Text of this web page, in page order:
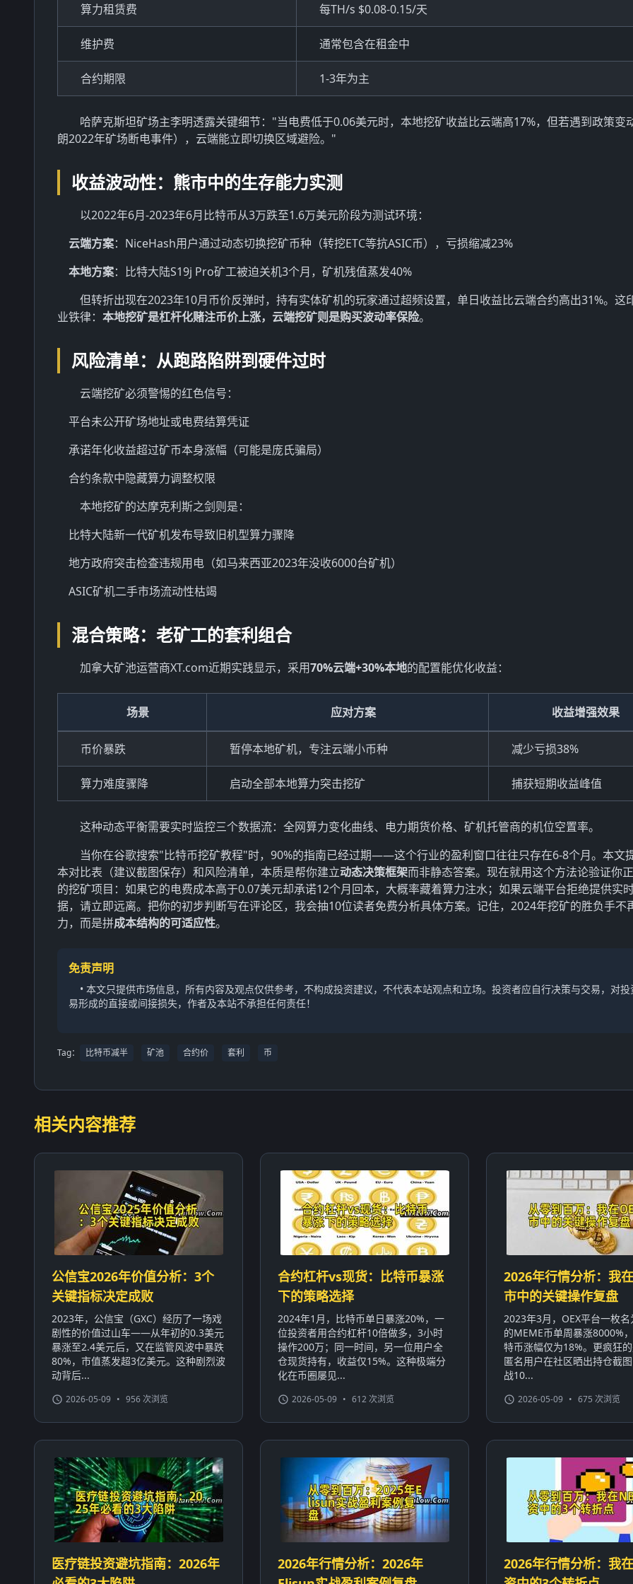
算力租赁费 每TH/s $0.08-0.15/天
维护费 通常包含在租金中
合约期限 1-3年为主
哈萨克斯坦矿场主李明透露关键细节："当电费低于0.06美元时，本地挖矿收益比云端高17%，但若遇到政策变
朗2022年矿场断电事件），云端能立即切换区域避险。"
收益波动性：熊市中的生存能力实测
以2022年6月-2023年6月比特币从3万跌至1.6万美元阶段为测试环境：
云端方案：NiceHash用户通过动态切换挖矿币种（转挖ETC等抗ASIC币），亏损缩减23%
本地方案：比特大陆S19j Pro矿工被迫关机3个月，矿机残值蒸发40%
但转折出现在2023年10月币价反弹时，持有实体矿机的玩家通过超频设置，单日收益比云端合约高出31%。这
业铁律： 本地挖矿是杠杆化赌注币价上涨，云端挖矿则是购买波动率保险。
风险清单：从跑路陷阱到硬件过时
云端挖矿必须警惕的红色信号：
平台未公开矿场地址或电费结算凭证
承诺年化收益超过矿币本身涨幅（可能是庞氏骗局）
合约条款中隐藏算力调整权限
本地挖矿的达摩克利斯之剑则是：
比特大陆新一代矿机发布导致旧机型算力骤降
地方政府突击检查违规用电（如马来西亚2023年没收6000台矿机）
ASIC矿机二手市场流动性枯竭
混合策略：老矿工的套利组合
加拿大矿池运营商XT.com近期实践显示，采用70%云端+30%本地的配置能优化收益：
场景 应对方案 收益增强效果
币价暴跌 暂停本地矿机，专注云端小币种 减少亏损38%
算力难度骤降 启动全部本地算力突击挖矿 捕获短期收益峰值
这种动态平衡需要实时监控三个数据流：全网算力变化曲线、电力期货价格、矿机托管商的机位空置率。
当你在谷歌搜索"比特币挖矿教程"时，90%的指南已经过期——这个行业的盈利窗口往往只存在6-8个月。本文
本对比表（建议截图保存）和风险清单，本质是帮你建立动态决策框架而非静态答案。现在就用这个方法论验证你
的挖矿项目：如果它的电费成本高于0.07美元却承诺12个月回本，大概率藏着算力注水；如果云端平台拒绝提供实
据，请立即远离。把你的初步判断写在评论区，我会抽10位读者免费分析具体方案。记住，2024年挖矿的胜负手不
力，而是拼成本结构的可适应性。
免责声明
• 本文只提供市场信息，所有内容及观点仅供参考，不构成投资建议，不代表本站观点和立场。投资者应自行决策与交易，对
易形成的直接或间接损失，作者及本站不承担任何责任！
Tag： 比特币减半 矿池 合约价 套利 币
相关内容推荐
公信宝2026年价值分析：3个
关键指标决定成败
2023年，公信宝（GXC）经历了一场戏
剧性的价值过山车——从年初的0.3美元
暴涨至2.4美元后，又在监管风波中暴跌
80%，市值蒸发超3亿美元。这种剧烈波
动背后...
2026-05-09 • 956 次浏览
合约杠杆vs现货：比特币暴涨
下的策略选择
2024年1月，比特币单日暴涨20%，一
位投资者用合约杠杆10倍做多，3小时
操作200万；同一时间，另一位用户全
仓现货持有，收益仅15%。这种极端分
化在币圈屡见...
2026-05-09 • 612 次浏览
2026年行情分析：我
市中的关键操作复盘
2023年3月，OEX平台一枚名
的MEME币单周暴涨8000%
特币涨幅仅为18%。更疯狂
匿名用户在社区晒出持仓截
战10...
2026-05-09 • 675 次浏览
医疗链投资避坑指南：2026年
2026年行情分析：2026年
2026年行情分析：我